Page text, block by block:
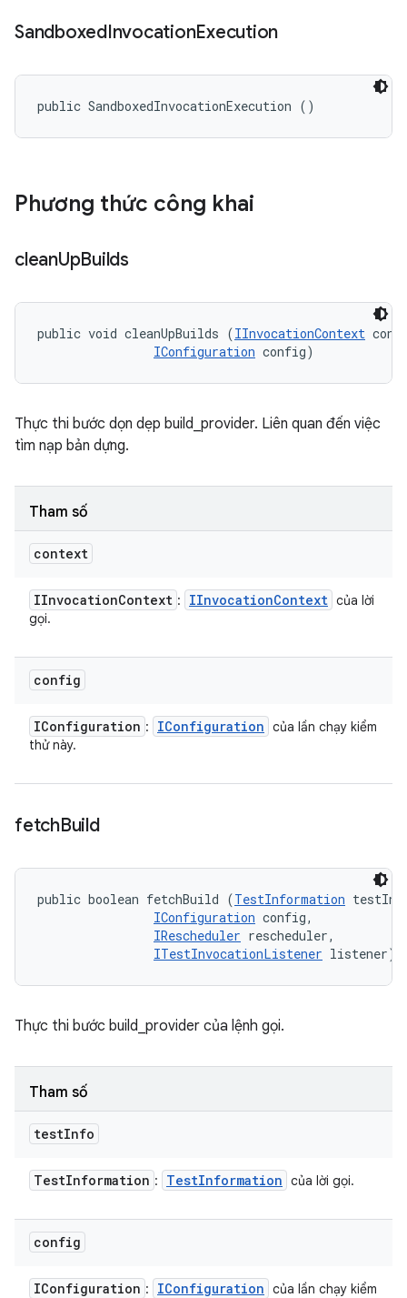
SandboxedInvocationExecution
public SandboxedInvocationExecution ()
Phương thức công khai
cleanUpBuilds
public void cleanUpBuilds (IInvocationContext
IConfiguration config)
Thực thi bước dọn dẹp build_provider. Liên quan đến việc
tìm nạp bản dựng.
Tham số
context
IInvocationContext : IInvocationContext của lời
gọi.
config
IConfiguration : IConfiguration của lần chạy kiểm
thử này.
fetchBuild
public boolean fetchBuild (TestInformation
IConfiguration config,
IRescheduler rescheduler,
ITestInvocationListener listener)
Thực thi bước build_provider của lệnh gọi.
Tham số
testInfo
TestInformation : TestInformation của lời gọi.
config
IConfiguration : IConfiguration của lần chạy kiểm